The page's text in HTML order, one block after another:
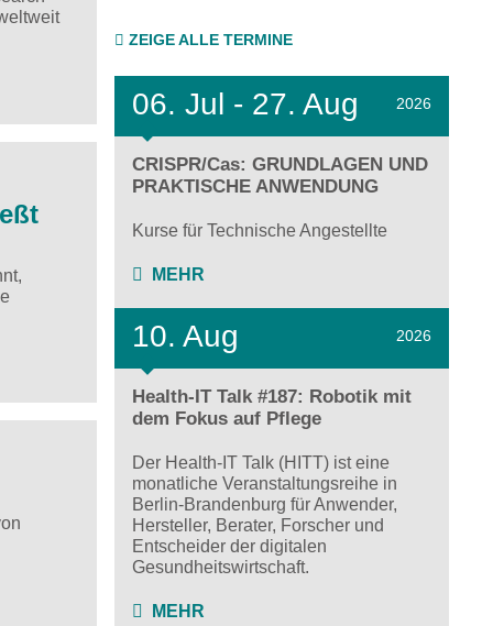
ZEIGE ALLE TERMINE
06. Jul - 27. Aug 2026
CRISPR/Cas: GRUNDLAGEN UND
PRAKTISCHE ANWENDUNG
Kurse für Technische Angestellte
MEHR
10. Aug 2026
Health-IT Talk #187: Robotik mit
dem Fokus auf Pflege
Der Health-IT Talk (HITT) ist eine
monatliche Veranstaltungsreihe in
Berlin-Brandenburg für Anwender,
Hersteller, Berater, Forscher und
Entscheider der digitalen
Gesundheitswirtschaft.
MEHR